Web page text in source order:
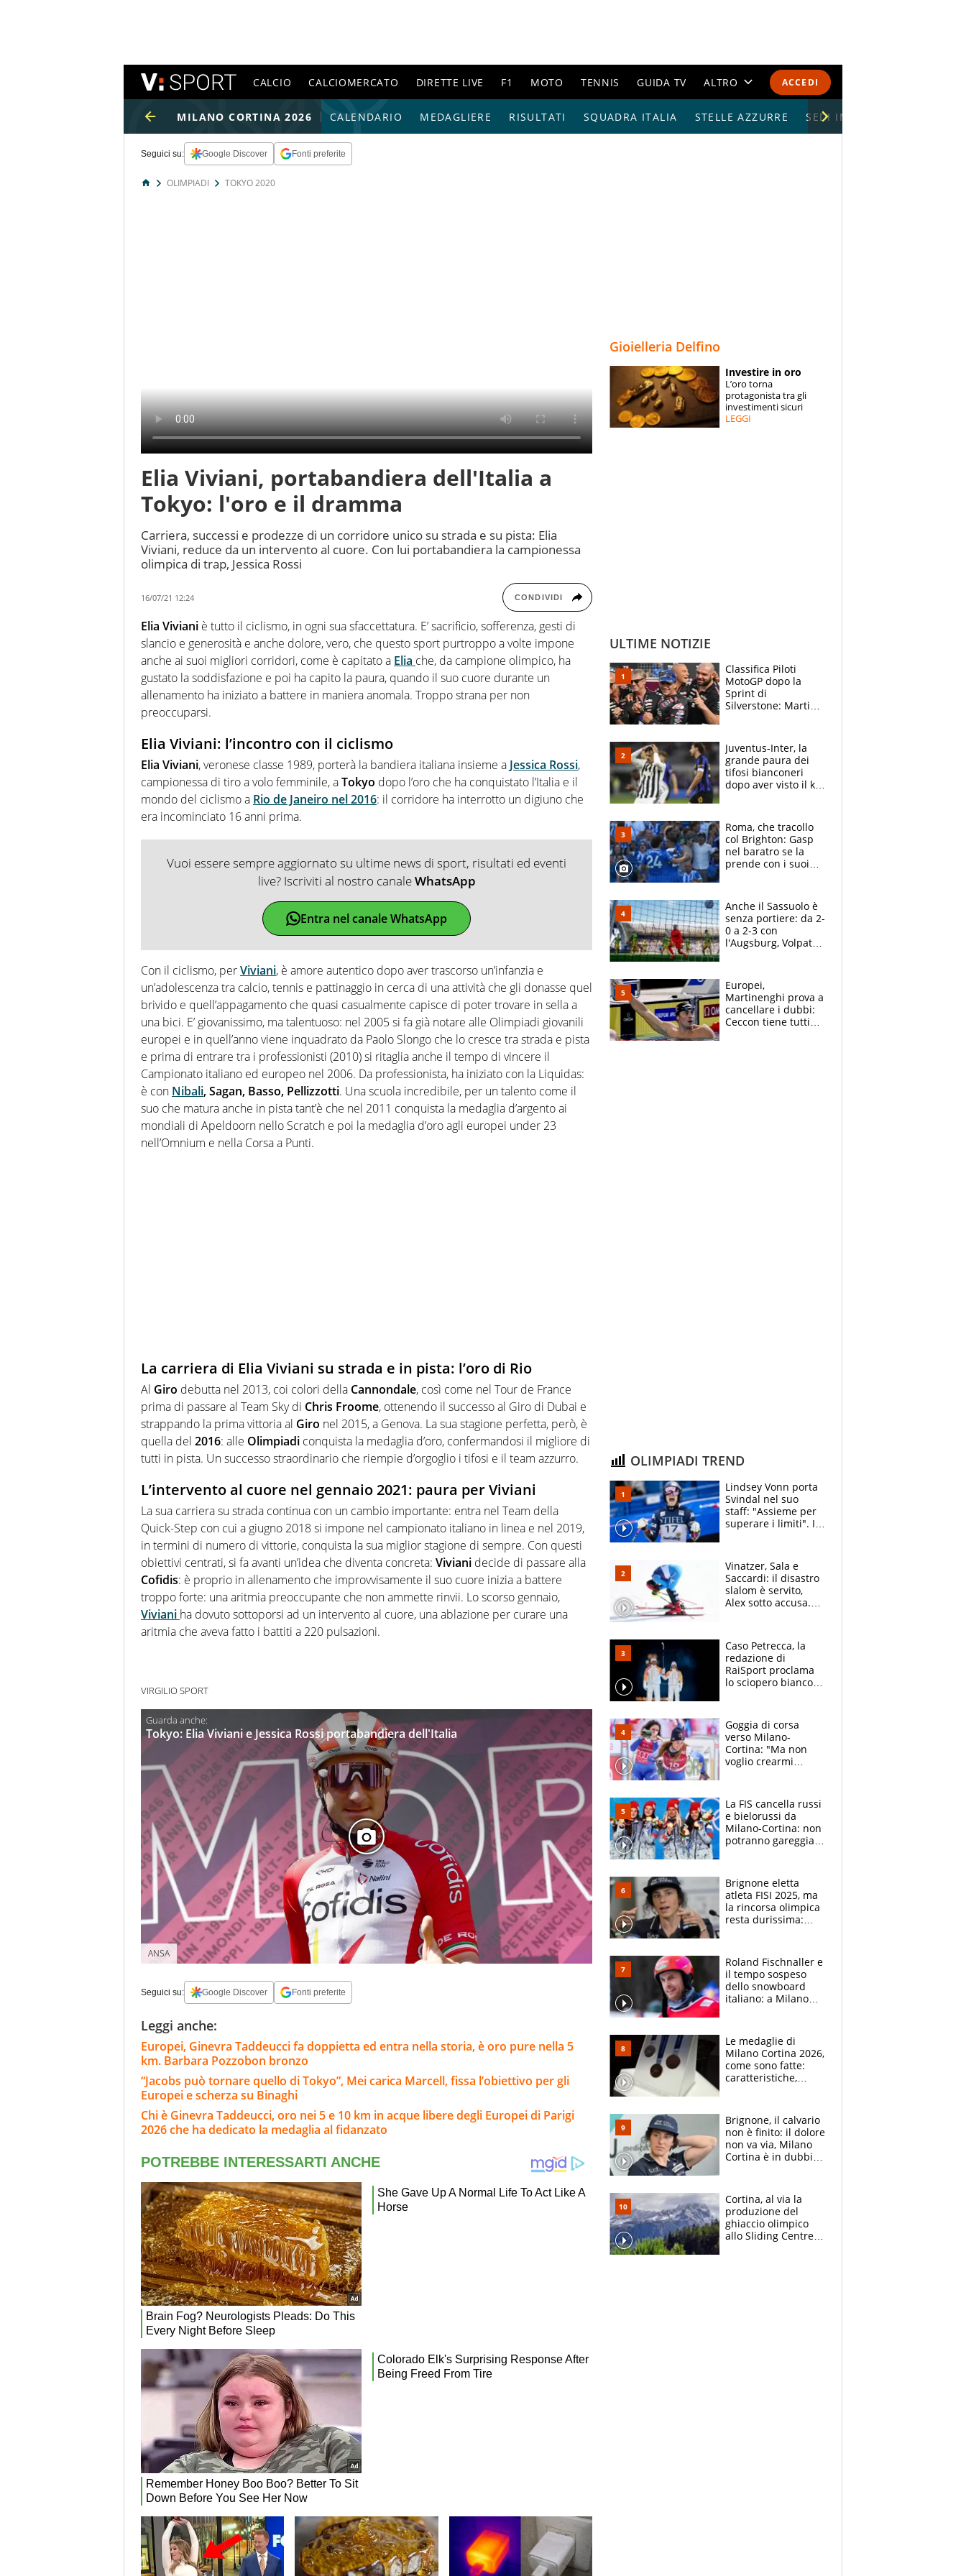
ACCEDI
CALCIO CALCIOMERCATO DIRETTE LIVE F1 MOTO TENNIS GUIDA TV ALTRO
CALENDARI E CLASSIFICHE
ESPERTI
CONTATTI
MILANO CORTINA 2026 CALENDARIO MEDAGLIERE RISULTATI SQUADRA ITALIA STELLE AZZURRE SEDI IMPIANTI
Seguici su: Google Discover Fonti preferite
OLIMPIADI TOKYO 2020
Elia Viviani, portabandiera dell'Italia a
Tokyo: l'oro e il dramma
Carriera, successi e prodezze di un corridore unico su strada e su pista: Elia
Viviani, reduce da un intervento al cuore. Con lui portabandiera la campionessa
olimpica di trap, Jessica Rossi
16/07/21 12:24 CONDIVIDI
Elia Viviani è tutto il ciclismo, in ogni sua sfaccettatura. E’ sacrificio, sofferenza, gesti di
slancio e generosità e anche dolore, vero, che questo sport purtroppo a volte impone
anche ai suoi migliori corridori, come è capitato a Elia che, da campione olimpico, ha
gustato la soddisfazione e poi ha capito la paura, quando il suo cuore durante un
allenamento ha iniziato a battere in maniera anomala. Troppo strana per non
preoccuparsi.
Elia Viviani: l’incontro con il ciclismo
Elia Viviani, veronese classe 1989, porterà la bandiera italiana insieme a Jessica Rossi,
campionessa di tiro a volo femminile, aTokyo dopo l’oro che ha conquistato l’Italia e il
mondo del ciclismo a Rio de Janeiro nel 2016: il corridore ha interrotto un digiuno che
era incominciato 16 anni prima.
Vuoi essere sempre aggiornato su ultime news di sport, risultati ed eventi
live? Iscriviti al nostro canaleWhatsApp
Entra nel canale WhatsApp
Con il ciclismo, perViviani, è amore autentico dopo aver trascorso un’infanzia e
un’adolescenza tra calcio, tennis e pattinaggio in cerca di una attività che gli donasse quel
brivido e quell’appagamento che quasi casualmente capisce di poter trovare in sella a
una bici. E’ giovanissimo, ma talentuoso: nel 2005 si fa già notare alle Olimpiadi giovanili
europei e in quell’anno viene inquadrato da Paolo Slongo che lo cresce tra strada e pista
e prima di entrare tra i professionisti (2010) si ritaglia anche il tempo di vincere il
Campionato italiano ed europeo nel 2006. Da professionista, ha iniziato con la Liquidas:
è con Nibali, Sagan, Basso, Pellizzotti. Una scuola incredibile, per un talento come il
suo che matura anche in pista tant’è che nel 2011 conquista la medaglia d’argento ai
mondiali di Apeldoorn nello Scratch e poi la medaglia d’oro agli europei under 23
nell’Omnium e nella Corsa a Punti.
La carriera di Elia Viviani su strada e in pista: l’oro di Rio
Al Giro debutta nel 2013, coi colori della Cannondale, così come nel Tour de France
prima di passare al Team Sky di Chris Froome, ottenendo il successo al Giro di Dubai e
strappando la prima vittoria al Giro nel 2015, a Genova. La sua stagione perfetta, però, è
quella del 2016: alle Olimpiadi conquista la medaglia d’oro, confermandosi il migliore di
tutti in pista. Un successo straordinario che riempie d’orgoglio i tifosi e il team azzurro.
L’intervento al cuore nel gennaio 2021: paura per Viviani
La sua carriera su strada continua con un cambio importante: entra nel Team della
Quick-Step con cui a giugno 2018 si impone nel campionato italiano in linea e nel 2019,
in termini di numero di vittorie, conquista la sua miglior stagione di sempre. Con questi
obiettivi centrati, si fa avanti un’idea che diventa concreta: Viviani decide di passare alla
Cofidis: è proprio in allenamento che improvvisamente il suo cuore inizia a battere
troppo forte: una aritmia preoccupante che non ammette rinvii. Lo scorso gennaio,
Viviani ha dovuto sottoporsi ad un intervento al cuore, una ablazione per curare una
aritmia che aveva fatto i battiti a 220 pulsazioni.
VIRGILIO SPORT
Tokyo: Elia Viviani e Jessica Rossi portabandiera dell'Italia
ANSA
Seguici su: Google Discover Fonti preferite
Leggi anche:
Europei, Ginevra Taddeucci fa doppietta ed entra nella storia, è oro pure nella 5
km. Barbara Pozzobon bronzo
“Jacobs può tornare quello di Tokyo”, Mei carica Marcell, fissa l’obiettivo per gli
Europei e scherza su Binaghi
Chi è Ginevra Taddeucci, oro nei 5 e 10 km in acque libere degli Europei di Parigi
2026 che ha dedicato la medaglia al fidanzato
Gioielleria Delfino
Investire in oro
L’oro torna
protagonista tra gli
investimenti sicuri
LEGGI
ULTIME NOTIZIE
Classifica Piloti
MotoGP dopo la
Sprint di
Silverstone: Martin
Marquez
Juventus-Inter, la
grande paura dei
tifosi bianconeri
dopo aver visto il ko
Roma, che tracollo
col Brighton: Gasp
nel baratro se la
prende con i suoi
Anche il Sassuolo è
senza portiere: da 2-
0 a 2-3 con
l'Augsburg, Volpato
Europei,
Martinenghi prova a
cancellare i dubbi:
Ceccon tiene tutti
OLIMPIADI TREND
Lindsey Vonn porta
Svindal nel suo
staff: "Assieme per
superare i limiti". Il
Brignone
Vinatzer, Sala e
Saccardi: il disastro
slalom è servito,
Alex sotto accusa.
traguardo
Caso Petrecca, la
redazione di
RaiSport proclama
lo sciopero bianco: il
chiusura a Bizzotto?
Goggia di corsa
verso Milano-
Cortina: "Ma non
voglio crearmi
forte come prima"
La FIS cancella russi
e bielorussi da
Milano-Cortina: non
potranno gareggiare
Brignone eletta
atleta FISI 2025, ma
la rincorsa olimpica
resta durissima:
Roland Fischnaller e
il tempo sospeso
dello snowboard
italiano: a Milano
Le medaglie di
Milano Cortina 2026,
come sono fatte:
caratteristiche,
Brignone, il calvario
non è finito: il dolore
non va via, Milano
Cortina è in dubbio.
Cortina, al via la
produzione del
ghiaccio olimpico
allo Sliding Centre